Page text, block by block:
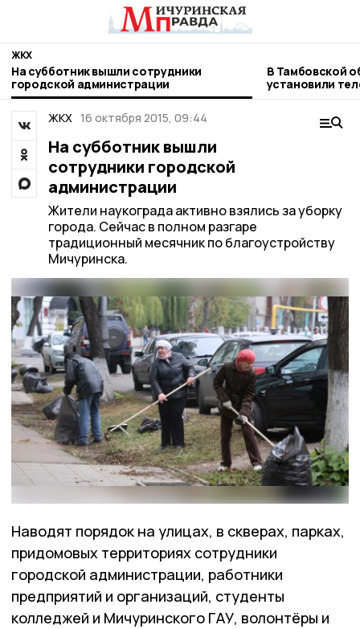
ЖКХ
На субботник вышли сотрудники
городской администрации
В Тамбовской
установили
учета газа
ЖКХ 16 октября 2015, 09:44
На субботник вышли
сотрудники городской
администрации
Жители наукограда активно взялись за уборку
города. Сейчас в полном разгаре
традиционный месячник по благоустройству
Мичуринска.
Наводят порядок на улицах, в скверах, парках,
придомовых территориях сотрудники
городской администрации, работники
предприятий и организаций, студенты
колледжей и Мичуринского ГАУ, волонтёры и